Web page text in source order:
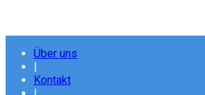
Über uns
Kontakt